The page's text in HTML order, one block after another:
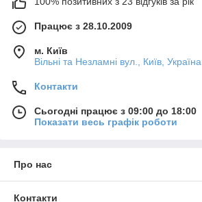
Працює з 28.10.2009
м. Київ
Вільні та Незламні вул., Київ, Україна
Контакти
Сьогодні працює з 09:00 до 18:00
Показати весь графік роботи
Про нас
Контакти